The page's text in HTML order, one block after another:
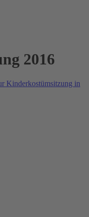
2016
Kinderkostümsitzung in